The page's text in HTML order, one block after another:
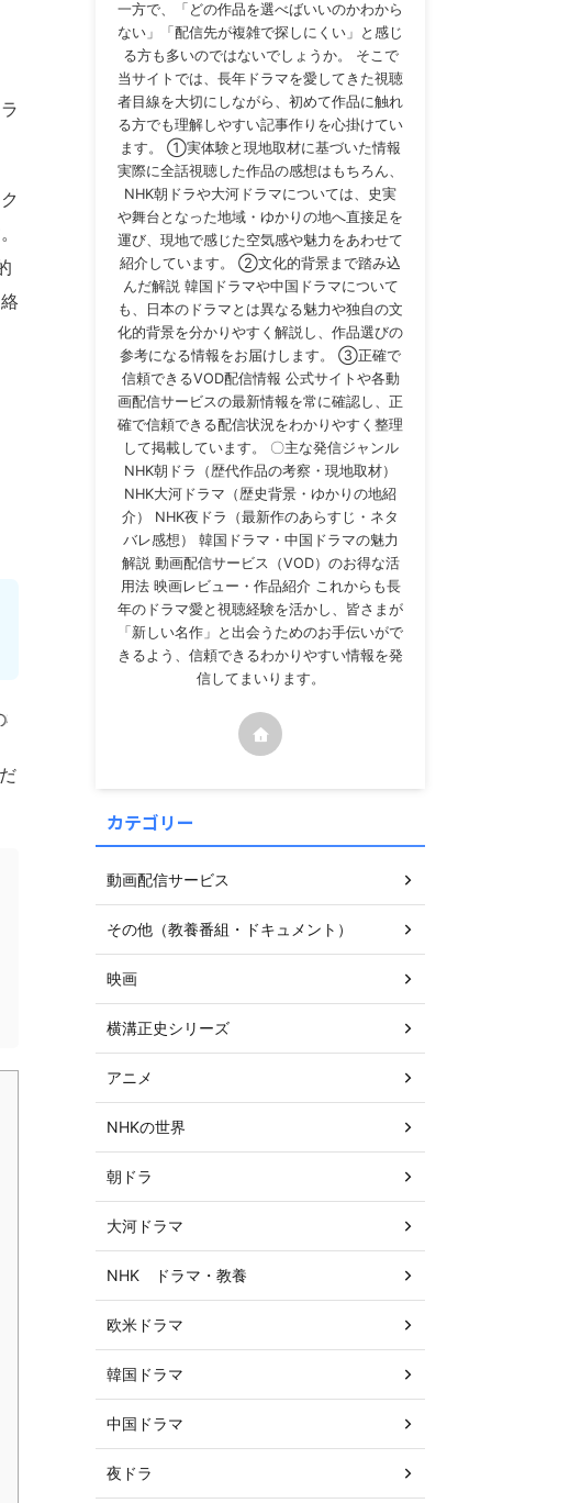
されていますので、覗いてみて下さい。
一方で、「どの作品を選べばいいのかわから
ない」「配信先が複雑で探しにくい」と感じ
る方も多いのではないでしょうか。 そこで
当サイトでは、長年ドラマを愛してきた視聴
者目線を大切にしながら、初めて作品に触れ
る方でも理解しやすい記事作りを心掛けてい
ます。 ①実体験と現地取材に基づいた情報
実際に全話視聴した作品の感想はもちろん、
NHK朝ドラや大河ドラマについては、史実
や舞台となった地域・ゆかりの地へ直接足を
運び、現地で感じた空気感や魅力をあわせて
紹介しています。 ②文化的背景まで踏み込
んだ解説 韓国ドラマや中国ドラマについて
も、日本のドラマとは異なる魅力や独自の文
化的背景を分かりやすく解説し、作品選びの
参考になる情報をお届けします。 ③正確で
信頼できるVOD配信情報 公式サイトや各動
画配信サービスの最新情報を常に確認し、正
確で信頼できる配信状況をわかりやすく整理
して掲載しています。 〇主な発信ジャンル
NHK朝ドラ（歴代作品の考察・現地取材）
NHK大河ドラマ（歴史背景・ゆかりの地紹
介） NHK夜ドラ（最新作のあらすじ・ネタ
バレ感想） 韓国ドラマ・中国ドラマの魅力
解説 動画配信サービス（VOD）のお得な活
用法 映画レビュー・作品紹介 これからも長
年のドラマ愛と視聴経験を活かし、皆さまが
「新しい名作」と出会うためのお手伝いがで
きるよう、信頼できるわかりやすい情報を発
信してまいります。
カテゴリー
動画配信サービス
その他（教養番組・ドキュメント）
映画
横溝正史シリーズ
アニメ
NHKの世界
朝ドラ
大河ドラマ
NHK ドラマ・教養
欧米ドラマ
韓国ドラマ
中国ドラマ
夜ドラ